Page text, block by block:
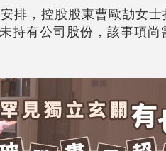
排，控股股東曹歐劼女士
持有公司股份，該事項尚